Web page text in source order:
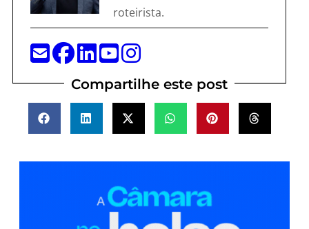
roteirista.
Compartilhe este post